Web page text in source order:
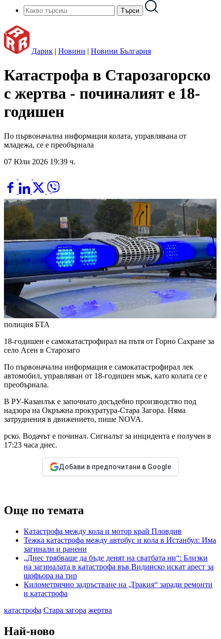
Дарик | Новини | Новини България
Катастрофа в Старозагорско
с жертва - починалият е 18-
годишен
По първоначална информация колата, управлявана от
младежа, се е преобърнала
07 Юли 2026 19:39 ч.
полиция БТА
18-годишен е самокатастрофирал на пътя от Горно Сахране за
село Асен в Старозаго
По първоначална информация е самокатастрофирал лек
автомобил, управляван от 18-годишен мъж, като колата се е
преобърнала.
В РУ-Казанлък е започнато досъдебно производство под
надзора на Окръжна прокуратура-Стара Загора. Няма
затруднения в движението, пише NOVA.
рско. Водачът е починал. Сигналът за инцидента е получен в
17:23 часа днес.
Добави в предпочитани в Google
Още по темата
Катастрофа между кола и мотор край Пловдив
Тежка катастрофа между автобус и кола в Истанбул: Има
загинали и ранени
„Днес трябваше да бъде денят на сватбата ни“: Близки
на загиналата в катастрофа във Видинско искат арест за
шофьора на тир
Километрично задръстване на „Тракия“ заради ремонти
и катастрофа
катастрофа Стара загора жертва
Най-ново